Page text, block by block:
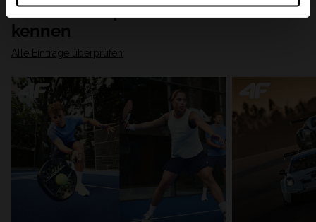
Lernen Sie Sport von Grund auf
kennen
Alle Einträge überprüfen